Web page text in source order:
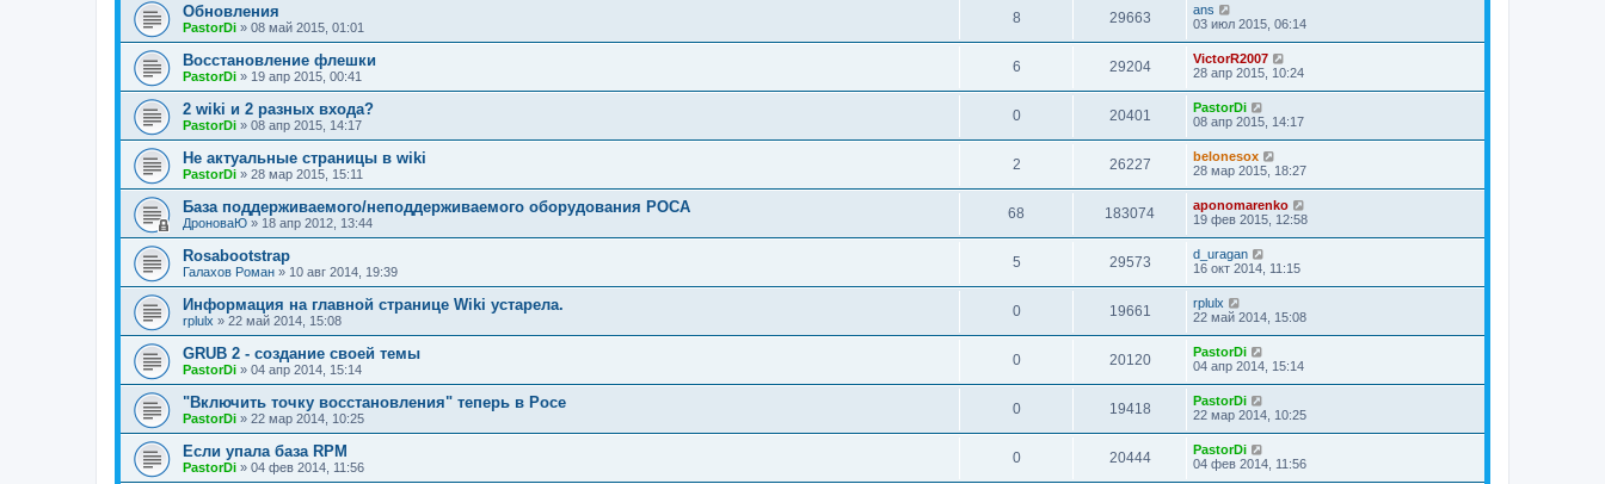
Обновления
PastorDi » 08 май 2015, 01:01
8 29663
ans
03 июл 2015, 06:14
Восстановление флешки
PastorDi » 19 апр 2015, 00:41
6 29204
VictorR2007
28 апр 2015, 10:24
2 wiki и 2 разных входа?
PastorDi » 08 апр 2015, 14:17
0 20401
PastorDi
08 апр 2015, 14:17
Не актуальные страницы в wiki
PastorDi » 28 мар 2015, 15:11
2 26227
belonesox
28 мар 2015, 18:27
База поддерживаемого/неподдерживаемого оборудования РОСА
ДроноваЮ » 18 апр 2012, 13:44
68 183074
aponomarenko
19 фев 2015, 12:58
Rosabootstrap
Галахов Роман » 10 авг 2014, 19:39
5 29573
d_uragan
16 окт 2014, 11:15
Информация на главной странице Wiki устарела.
rplulx » 22 май 2014, 15:08
0 19661
rplulx
22 май 2014, 15:08
GRUB 2 - создание своей темы
PastorDi » 04 апр 2014, 15:14
0 20120
PastorDi
04 апр 2014, 15:14
"Включить точку восстановления" теперь в Росе
PastorDi » 22 мар 2014, 10:25
0 19418
PastorDi
22 мар 2014, 10:25
Если упала база RPM
PastorDi » 04 фев 2014, 11:56
0 20444
PastorDi
04 фев 2014, 11:56